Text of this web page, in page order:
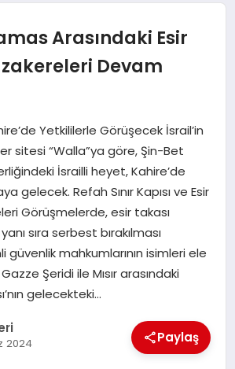
Arasındaki Esir
Devam
Yetkililerle Görüşecek İsrail’in
sitesi “Walla”ya göre, Şin-Bet
İsrailli heyet, Kahire’de
gelecek. Refah Sınır Kapısı ve Esir
Görüşmelerde, esir takası
sıra serbest bırakılması
güvenlik mahkumlarının isimleri ele
Şeridi ile Mısır arasındaki
gelecekteki…
2024 Paylaş